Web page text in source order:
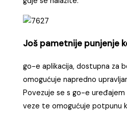
Još pametnije punjenje
go-e aplikacija, dostupna za
omogućuje napredno
Povezuje se s go-e uređajem
veze te omogućuje potpunu